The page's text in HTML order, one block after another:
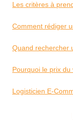
Les critères à
Comment rédiger
Quand rechercher
Pourquoi le prix du
Logisticien E-